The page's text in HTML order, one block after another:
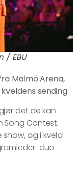
/ EBU
Malmö Arena,
sending.
det de kan
Song Contest.
og i kveld
duo